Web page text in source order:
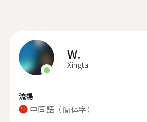
W.
Xingtai
流暢
中国語（簡体字）